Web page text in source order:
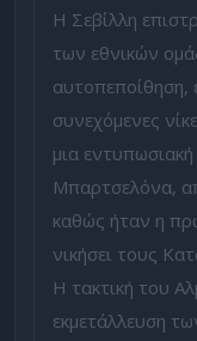
Η Σεβίλλη
των εθνικών
αυτοπεποίθηση,
συνεχόμενες
μια
Μπαρτσελόνα,
καθώς ήταν η
νικήσει τους
Η τακτική του
εκμετάλλευση